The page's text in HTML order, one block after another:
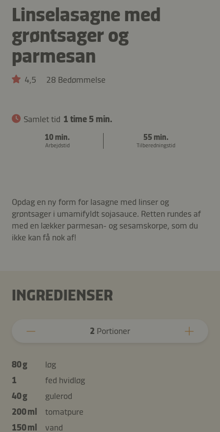
Linselasagne med
grøntsager og
parmesan
4,5 28 Bedømmelse
Samlet tid 1 time 5 min.
10 min.
Arbejdstid
55 min.
Tilberedningstid
Opdag en ny form for lasagne med linser og
grøntsager i umamifyldt sojasauce. Retten rundes af
med en lækker parmesan- og sesamskorpe, som du
ikke kan få nok af!
INGREDIENSER
2 Portioner
80 g
løg
1
fed hvidløg
40 g
gulerod
200 ml
tomatpure
150 ml
vand